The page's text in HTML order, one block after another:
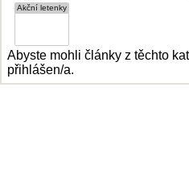
Abyste mohli články z těchto
přihlášen/a.